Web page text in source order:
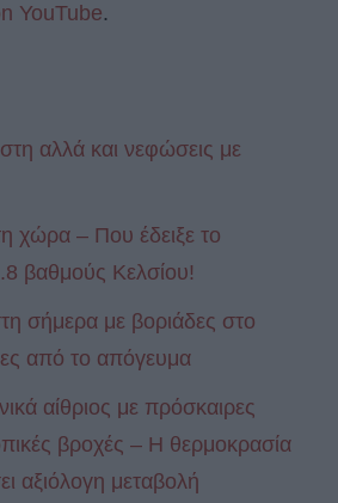
YouTube.
αλλά και νεφώσεις με
χώρα – Που έδειξε το
βαθμούς Κελσίου!
σήμερα με βοριάδες στο
από το απόγευμα
αίθριος με πρόσκαιρες
βροχές – Η θερμοκρασία
αξιόλογη μεταβολή